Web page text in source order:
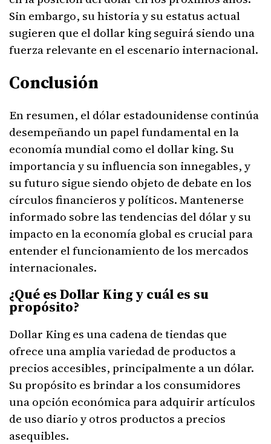
Sin embargo, su historia y su estatus actual
sugieren que el dollar king seguirá siendo una
fuerza relevante en el escenario internacional.
Conclusión
En resumen, el dólar estadounidense continúa
desempeñando un papel fundamental en la
economía mundial como el dollar king. Su
importancia y su influencia son innegables, y
su futuro sigue siendo objeto de debate en los
círculos financieros y políticos. Mantenerse
informado sobre las tendencias del dólar y su
impacto en la economía global es crucial para
entender el funcionamiento de los mercados
internacionales.
¿Qué es Dollar King y cuál es su
propósito?
Dollar King es una cadena de tiendas que
ofrece una amplia variedad de productos a
precios accesibles, principalmente a un dólar.
Su propósito es brindar a los consumidores
una opción económica para adquirir artículos
de uso diario y otros productos a precios
asequibles.